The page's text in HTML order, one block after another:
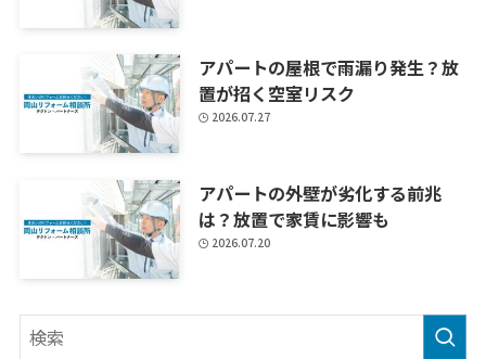
アパートの屋根で雨漏り発生？放
置が招く空室リスク
2026.07.27
アパートの外壁が劣化する前兆
は？放置で家賃に影響も
2026.07.20